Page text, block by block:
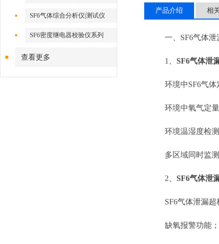
SF6气体综合分析仪|测试仪
SF6密度继电器校验仪系列
查看更多
产品介绍 相
一、SF6气体泄
1、 SF6气体泄
环境中SF6气体
环境中氧气定量
环境温湿度检测
多区域同时监测
2、 SF6气体泄
SF6气体泄漏超
缺氧报警功能；